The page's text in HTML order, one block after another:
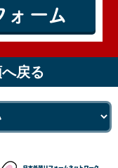
ォーム
戻る